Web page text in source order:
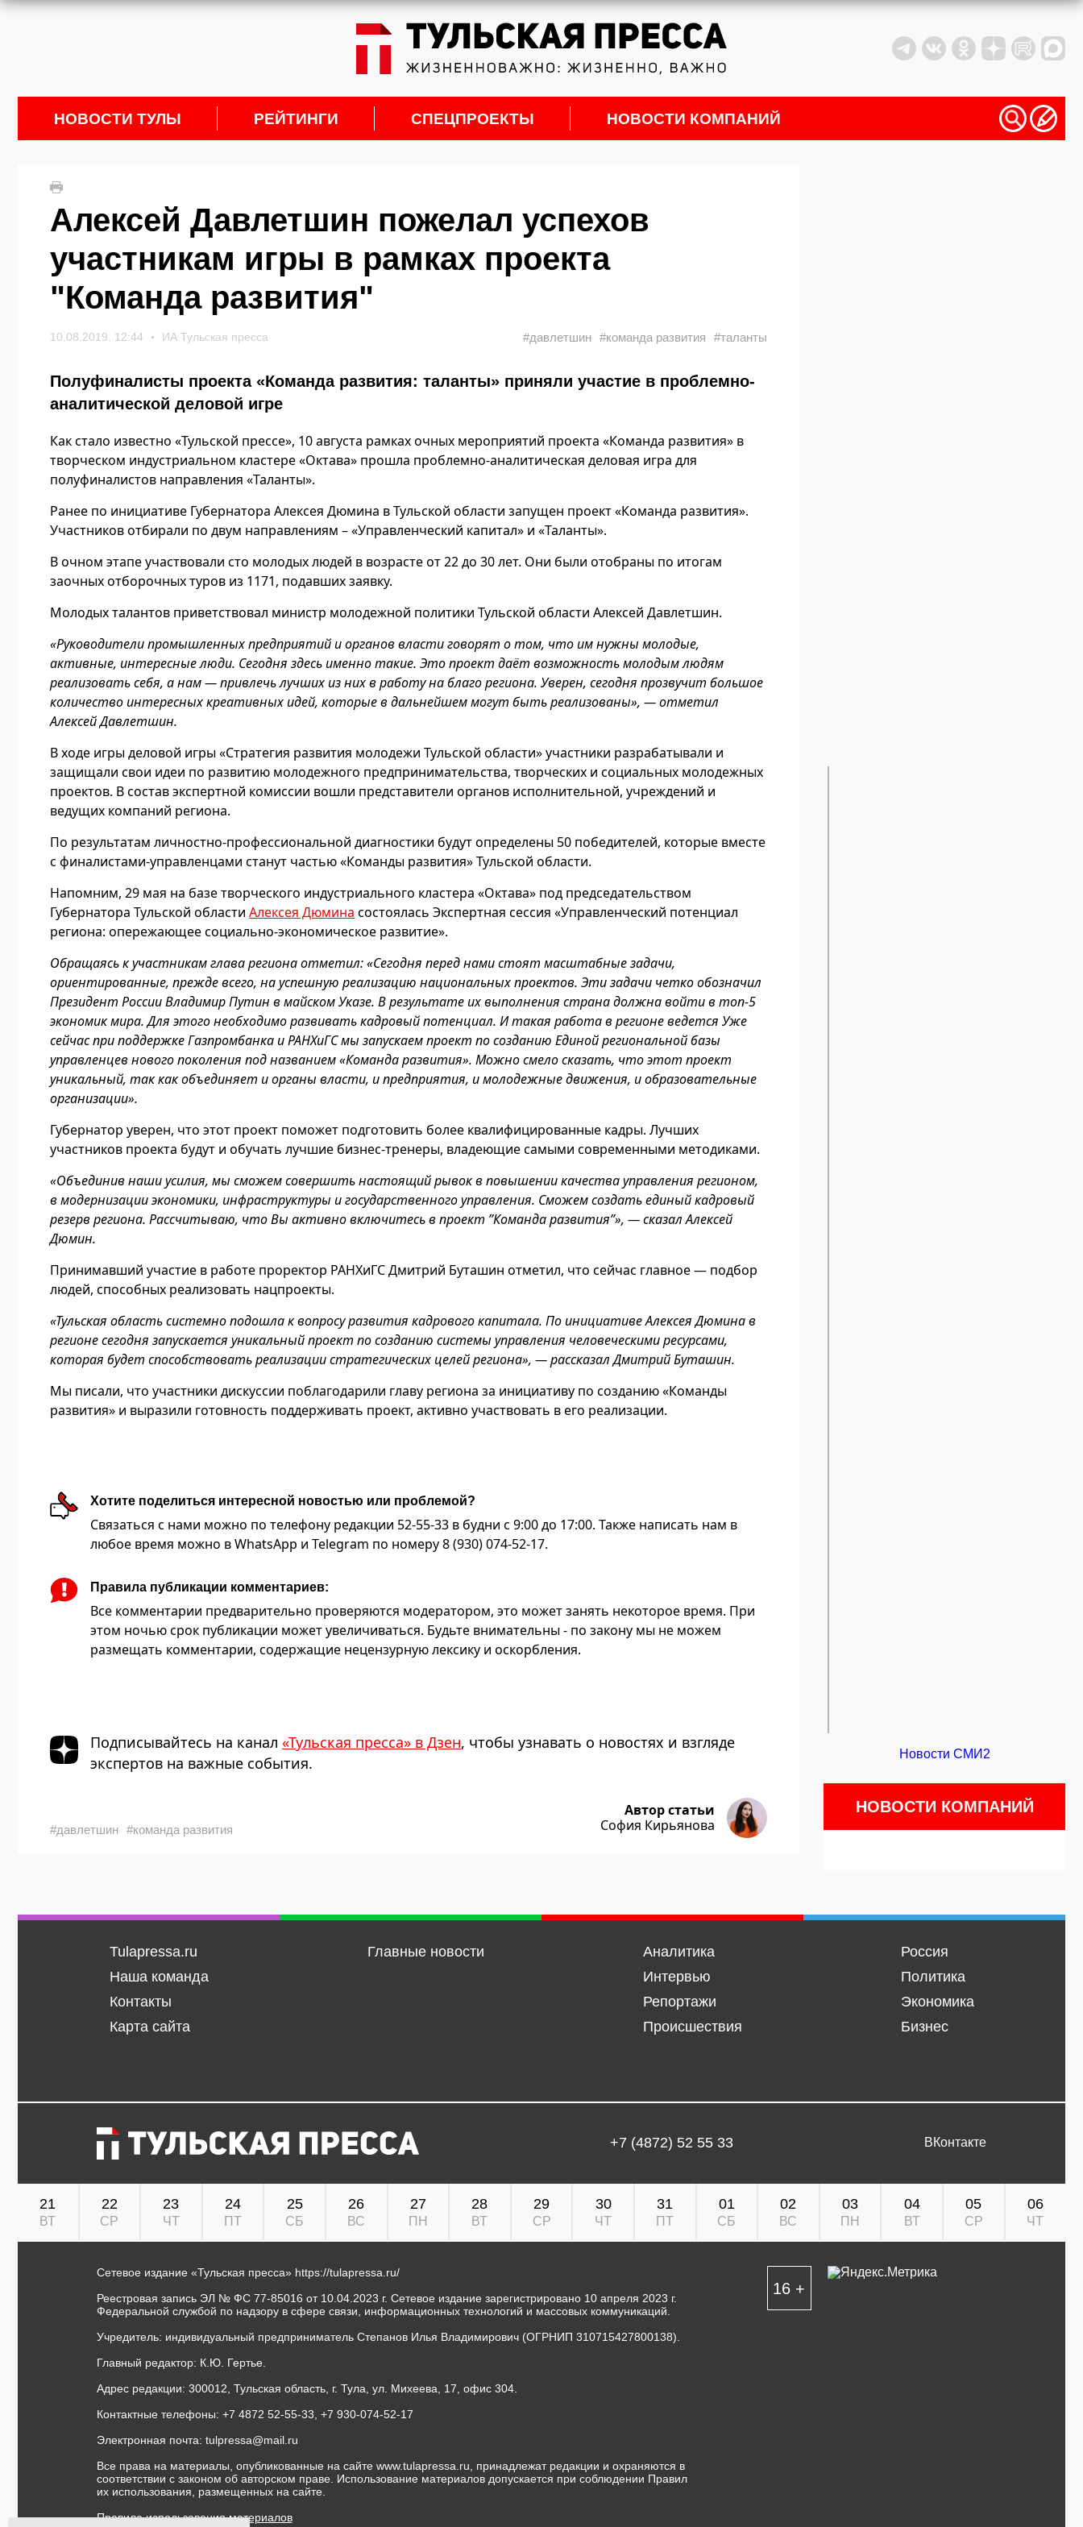
НОВОСТИ ТУЛЫ РЕЙТИНГИ СПЕЦПРОЕКТЫ НОВОСТИ КОМПАНИЙ
Алексей Давлетшин пожелал успехов
участникам игры в рамках проекта
"Команда развития"
10.08.2019, 12:44 ИА Тульская пресса #давлетшин #команда развития #таланты
Полуфиналисты проекта «Команда развития: таланты» приняли участие в проблемно-
аналитической деловой игре
Как стало известно «Тульской прессе», 10 августа рамках очных мероприятий проекта «Команда развития» в
творческом индустриальном кластере «Октава» прошла проблемно-аналитическая деловая игра для
полуфиналистов направления «Таланты».
Ранее по инициативе Губернатора Алексея Дюмина в Тульской области запущен проект «Команда развития».
Участников отбирали по двум направлениям – «Управленческий капитал» и «Таланты».
В очном этапе участвовали сто молодых людей в возрасте от 22 до 30 лет. Они были отобраны по итогам
заочных отборочных туров из 1171, подавших заявку.
Молодых талантов приветствовал министр молодежной политики Тульской области Алексей Давлетшин.
«Руководители промышленных предприятий и органов власти говорят о том, что им нужны молодые,
активные, интересные люди. Сегодня здесь именно такие. Это проект даёт возможность молодым людям
реализовать себя, а нам — привлечь лучших из них в работу на благо региона. Уверен, сегодня прозвучит большое
количество интересных креативных идей, которые в дальнейшем могут быть реализованы», — отметил
Алексей Давлетшин.
В ходе игры деловой игры «Стратегия развития молодежи Тульской области» участники разрабатывали и
защищали свои идеи по развитию молодежного предпринимательства, творческих и социальных молодежных
проектов. В состав экспертной комиссии вошли представители органов исполнительной, учреждений и
ведущих компаний региона.
По результатам личностно-профессиональной диагностики будут определены 50 победителей, которые вместе
с финалистами-управленцами станут частью «Команды развития» Тульской области.
Напомним, 29 мая на базе творческого индустриального кластера «Октава» под председательством
Губернатора Тульской области Алексея Дюмина состоялась Экспертная сессия «Управленческий потенциал
региона: опережающее социально-экономическое развитие».
Обращаясь к участникам глава региона отметил: «Сегодня перед нами стоят масштабные задачи,
ориентированные, прежде всего, на успешную реализацию национальных проектов. Эти задачи четко обозначил
Президент России Владимир Путин в майском Указе. В результате их выполнения страна должна войти в топ-5
экономик мира. Для этого необходимо развивать кадровый потенциал. И такая работа в регионе ведется Уже
сейчас при поддержке Газпромбанка и РАНХиГС мы запускаем проект по созданию Единой региональной базы
управленцев нового поколения под названием «Команда развития». Можно смело сказать, что этот проект
уникальный, так как объединяет и органы власти, и предприятия, и молодежные движения, и образовательные
организации».
Губернатор уверен, что этот проект поможет подготовить более квалифицированные кадры. Лучших
участников проекта будут и обучать лучшие бизнес-тренеры, владеющие самыми современными методиками.
«Объединив наши усилия, мы сможем совершить настоящий рывок в повышении качества управления регионом,
в модернизации экономики, инфраструктуры и государственного управления. Сможем создать единый кадровый
резерв региона. Рассчитываю, что Вы активно включитесь в проект ”Команда развития”», — сказал Алексей
Дюмин.
Принимавший участие в работе проректор РАНХиГС Дмитрий Буташин отметил, что сейчас главное — подбор
людей, способных реализовать нацпроекты.
«Тульская область системно подошла к вопросу развития кадрового капитала. По инициативе Алексея Дюмина в
регионе сегодня запускается уникальный проект по созданию системы управления человеческими ресурсами,
которая будет способствовать реализации стратегических целей региона», — рассказал Дмитрий Буташин.
Мы писали, что участники дискуссии поблагодарили главу региона за инициативу по созданию «Команды
развития» и выразили готовность поддерживать проект, активно участвовать в его реализации.
Хотите поделиться интересной новостью или проблемой?
Связаться с нами можно по телефону редакции 52-55-33 в будни с 9:00 до 17:00. Также написать нам в
любое время можно в WhatsApp и Telegram по номеру 8 (930) 074-52-17.
Правила публикации комментариев:
Все комментарии предварительно проверяются модератором, это может занять некоторое время. При
этом ночью срок публикации может увеличиваться. Будьте внимательны - по закону мы не можем
размещать комментарии, содержащие нецензурную лексику и оскорбления.
Подписывайтесь на канал «Тульская пресса» в Дзен, чтобы узнавать о новостях и взгляде
экспертов на важные события.
#давлетшин #команда развития
Автор статьи
София Кирьянова
Новости СМИ2
НОВОСТИ КОМПАНИЙ
Tulapressa.ru
Наша команда
Контакты
Карта сайта
Главные новости
Аналитика
Интервью
Репортажи
Происшествия
Россия
Политика
Экономика
Бизнес
+7 (4872) 52 55 33 ВКонтакте
21
ВТ
22
СР
23
ЧТ
24
ПТ
25
СБ
26
ВС
27
ПН
28
ВТ
29
СР
30
ЧТ
31
ПТ
01
СБ
02
ВС
03
ПН
04
ВТ
05
СР
06
ЧТ
Сетевое издание «Тульская пресса» https://tulapressa.ru/
Реестровая запись ЭЛ № ФС 77-85016 от 10.04.2023 г. Сетевое издание зарегистрировано 10 апреля 2023 г.
Федеральной службой по надзору в сфере связи, информационных технологий и массовых коммуникаций.
Учредитель: индивидуальный предприниматель Степанов Илья Владимирович (ОГРНИП 310715427800138).
Главный редактор: К.Ю. Гертье.
Адрес редакции: 300012, Тульская область, г. Тула, ул. Михеева, 17, офис 304.
Контактные телефоны: +7 4872 52-55-33, +7 930-074-52-17
Электронная почта: tulpressa@mail.ru
Все права на материалы, опубликованные на сайте www.tulapressa.ru, принадлежат редакции и охраняются в
соответствии с законом об авторском праве. Использование материалов допускается при соблюдении Правил
их использования, размещенных на сайте.
Правила использования материалов
16 +